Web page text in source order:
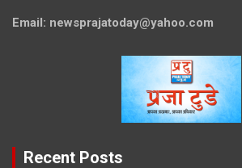
Email: newsprajatoday@yahoo.com
Recent Posts